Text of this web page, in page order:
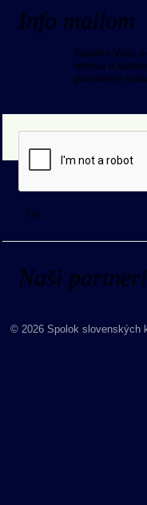
Info mailom
Napíšte Vašu
adresu a
pravidelné
Naši partneri
© 2026 Spolok slovenských